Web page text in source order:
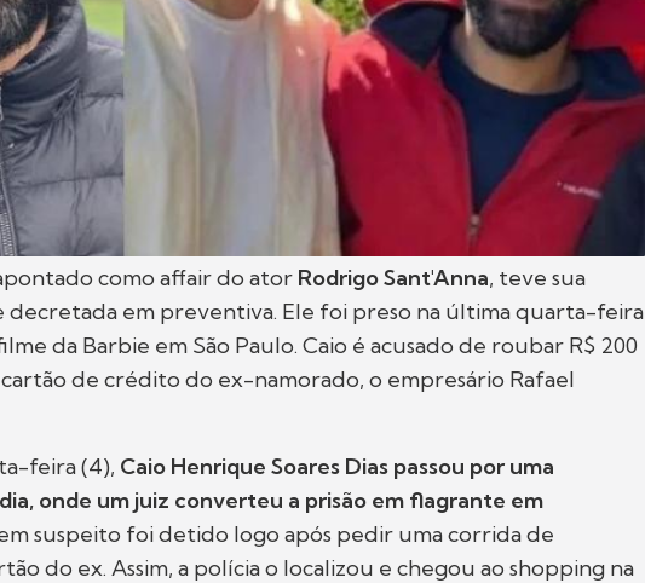
como affair do ator Rodrigo Sant'Anna, teve sua
decretada em preventiva. Ele foi preso na última quarta-feira
da Barbie em São Paulo. Caio é acusado de roubar R$ 200
de crédito do ex-namorado, o empresário Rafael
feira (4), Caio Henrique Soares Dias passou por uma
onde um juiz converteu a prisão em flagrante em
suspeito foi detido logo após pedir uma corrida de
do ex. Assim, a polícia o localizou e chegou ao shopping na